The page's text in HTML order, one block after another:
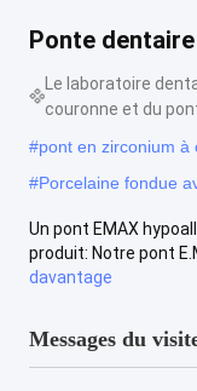
Ponte
Le laboratoire
couronne et du
#pont en zirconium à
#Porcelaine fondue
Un pont EMAX
produit: Notre pont
davantage
Messages du